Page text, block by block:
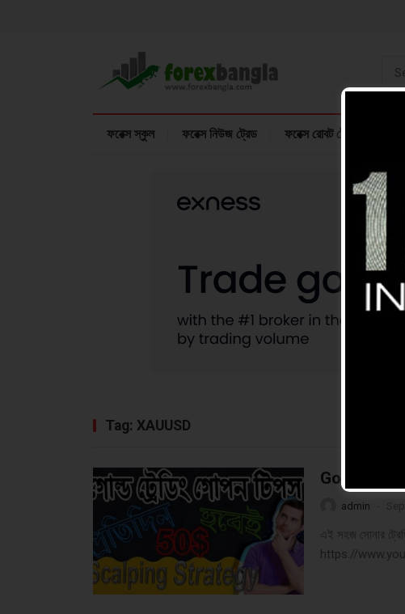
ফরেক্স স্কুল ফরেক্স নিউজ ট্রেড ফরেক্স রোবট ট্রেডিং
Tag: XAUUSD
Gold
admin
এই সহজ সোনার
https://